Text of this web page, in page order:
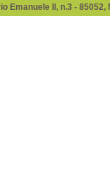
Emanuele II, n.3 - 85052,